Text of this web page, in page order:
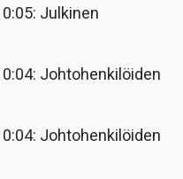
Julkinen
Johtohenkilöiden
Johtohenkilöiden